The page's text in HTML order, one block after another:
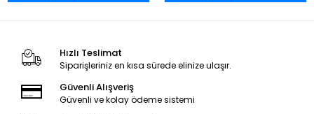
Hızlı Teslimat
Siparişleriniz en kısa sürede elinize ulaşır.
Güvenli Alışveriş
Güvenli ve kolay ödeme sistemi